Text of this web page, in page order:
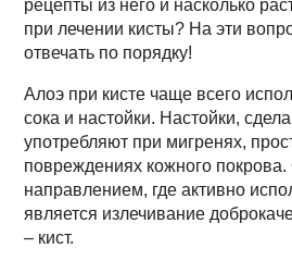
рецепты из него и насколько
при лечении кисты? На эти
отвечать по порядку!
Алоэ при кисте чаще всего
сока и настойки. Настойки,
употребляют при мигренях,
повреждениях кожного
направлением, где активно
является излечивание
– кист.